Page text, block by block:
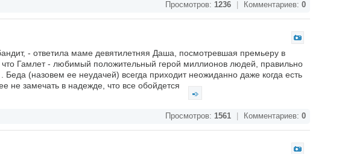
Просмотров: 1236 Комментариев: 0
- ответила маме девятилетняя Даша, посмотревшая премьеру в
Гамлет - любимый положительный герой миллионов людей, правильно
(назовем ее неудачей) всегда приходит неожиданно даже когда есть
не замечать в надежде, что все обойдется
Просмотров: 1561 Комментариев: 0